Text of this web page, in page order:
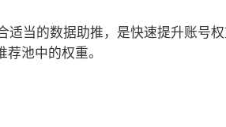
适当的数据助推，是快速提升账号
池中的权重。